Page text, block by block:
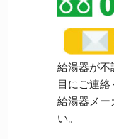
給湯器が不
目にご連絡
給湯器メー
い。